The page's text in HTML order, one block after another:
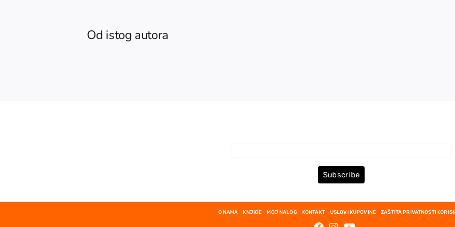
Od istog autora
Subscribe
O NAMA KNJIGE MOJ NALOG KONTAKT USLOVI KUPOVINE ZAŠTITA PRIVATNOSTI